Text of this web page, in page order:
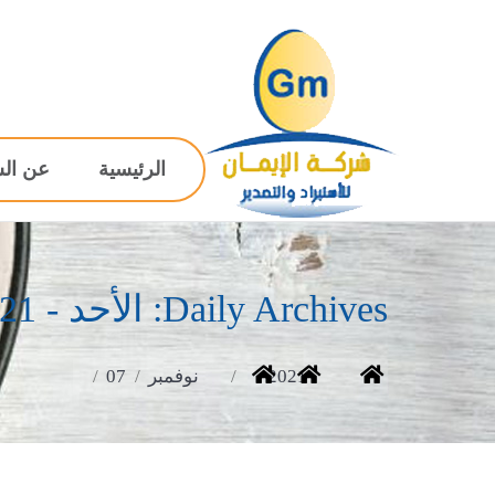
الرئيسية عن
Daily Archives: الأحد - 07/11/2021
You are here:
Home
2021 نوفمبر 07